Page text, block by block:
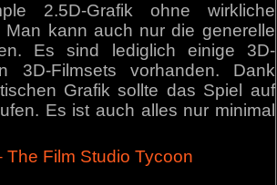
2.5D-Grafik ohne wirkliche
Man kann auch nur die generelle
Es sind lediglich einige 3D-
3D-Filmsets vorhanden. Dank
Grafik sollte das Spiel auf
Es ist auch alles nur minimal